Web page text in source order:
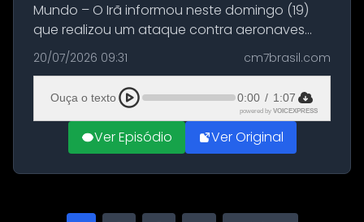
Mundo – O Irã informou neste domingo (19)
que realizou um ataque contra aeronaves
militares dos Estados Unidos estacionadas no
Aeroporto de Aqaba, na Jordânia, durante a
21ª fase da Operação Nasr 2. A...
20/07/2026 09:31 cm7brasil.com
Ouça o texto 0:00 / 1:07
powered by VOICEXPRESS
Ver Episódio Ver Original